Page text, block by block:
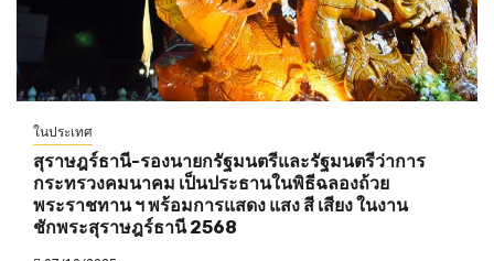
ในประเทศ
สุราษฎร์ธานี-รองนายกรัฐมนตรีและรัฐมนตรีว่าการ
กระทรวงคมนาคม เป็นประธานในพิธีฉลองถ้วย
พระราชทาน ฯ พร้อมการแสดง แสง สี เสียง ในงาน
ชักพระสุราษฎร์ธานี 2568